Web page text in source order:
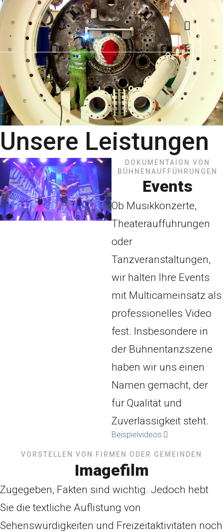
Unsere Leistungen
DOKUMENTAION VON
BÜHNENAUFFÜHRUNGEN
Events
Ob Musikkonzerte,
Theateraufführungen
oder
Tanzveranstaltungen,
wir halten Ihre Events
mit Multicameinsatz als
professionelles Video
fest. Insbesondere in
der Bühnentanzszene
haben wir uns einen
Namen gemacht, der
für Qualität und
Zuverlässigkeit steht.
Beispielvideos
VORSTELLEN VON FIRMEN ODER GEMEINDEN
Imagefilm
Zugegeben, Fakten sind wichtig. Jedoch hebt
Sie die textliche Auflistung von
Sehenswürdigkeiten und Freizeitaktivitäten noch